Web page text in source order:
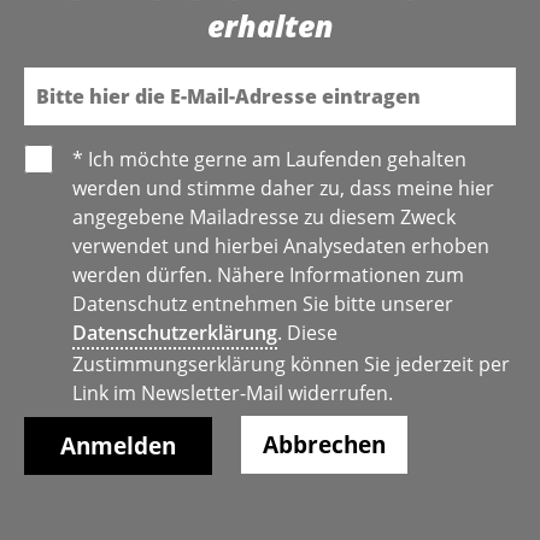
erhalten
E-Mail
* Ich möchte gerne am Laufenden gehalten
werden und stimme daher zu, dass meine hier
angegebene Mailadresse zu diesem Zweck
verwendet und hierbei Analysedaten erhoben
werden dürfen. Nähere Informationen zum
Datenschutz entnehmen Sie bitte unserer
Datenschutzerklärung. Diese
Zustimmungserklärung können Sie jederzeit per
Link im Newsletter-Mail widerrufen.
Abbrechen